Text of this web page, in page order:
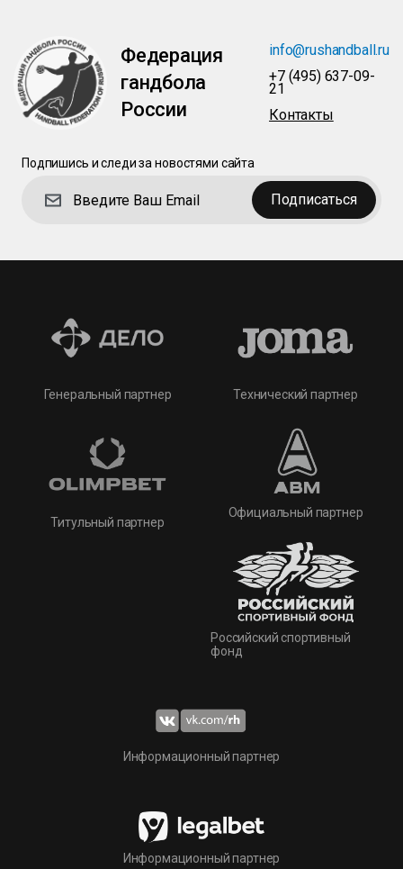
Федерация
гандбола
России
info@rushandball.ru
+7 (495) 637-09-
21
Контакты
Подпишись и следи за новостями сайта
Подписаться
Генеральный партнер
Титульный партнер
Технический партнер
Официальный партнер
Российский спортивный
фонд
Информационный партнер
Информационный партнер